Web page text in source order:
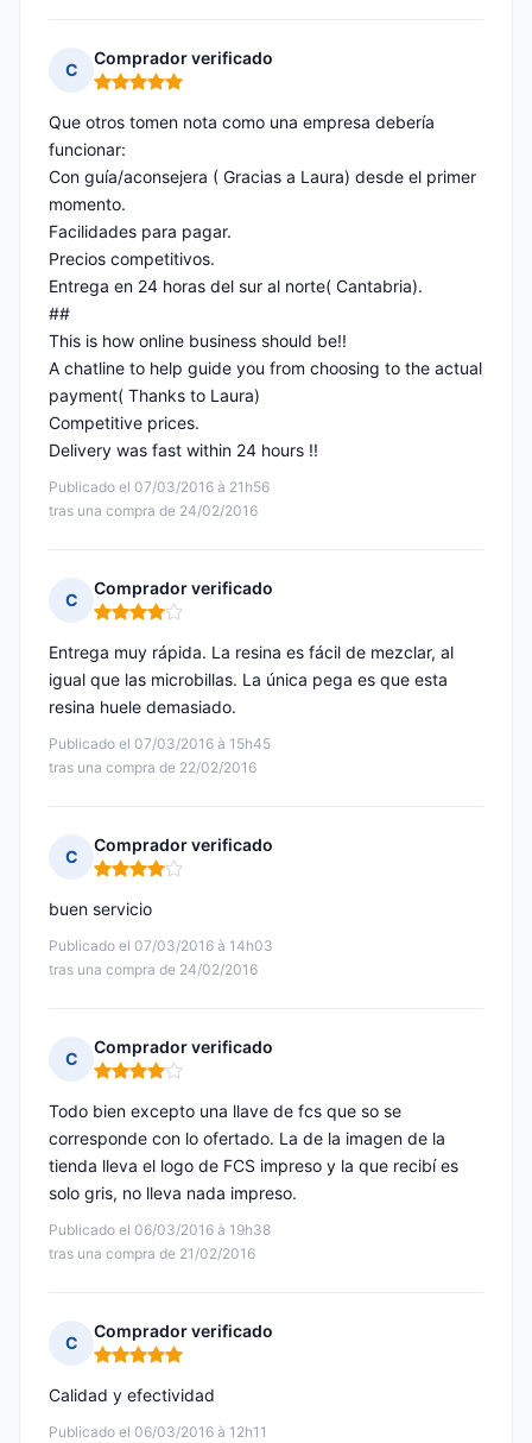
C
Comprador verificado
Nota: 5 de 5
Publicado el 07/03/2016 à 21h56
tras una compra de 24/02/2016
Que otros tomen nota como una empresa debería
funcionar:
Con guía/aconsejera ( Gracias a Laura) desde el primer
momento.
Facilidades para pagar.
Precios competitivos.
Entrega en 24 horas del sur al norte( Cantabria).
##
This is how online business should be!!
A chatline to help guide you from choosing to the actual
payment( Thanks to Laura)
Competitive prices.
Delivery was fast within 24 hours !!
C
Comprador verificado
Nota: 4 de 5
Publicado el 07/03/2016 à 15h45
tras una compra de 22/02/2016
Entrega muy rápida. La resina es fácil de mezclar, al
igual que las microbillas. La única pega es que esta
resina huele demasiado.
C
Comprador verificado
Nota: 4 de 5
Publicado el 07/03/2016 à 14h03
tras una compra de 24/02/2016
buen servicio
C
Comprador verificado
Nota: 4 de 5
Publicado el 06/03/2016 à 19h38
tras una compra de 21/02/2016
Todo bien excepto una llave de fcs que so se
corresponde con lo ofertado. La de la imagen de la
tienda lleva el logo de FCS impreso y la que recibí es
solo gris, no lleva nada impreso.
C
Comprador verificado
Nota: 5 de 5
Publicado el 06/03/2016 à 12h11
Calidad y efectividad